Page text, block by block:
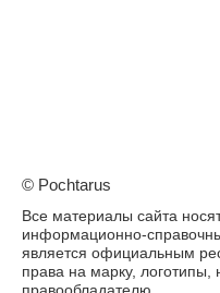
© Pochtarus
Все материалы сайта
информационно-
является официальным
права на марку, логотипы,